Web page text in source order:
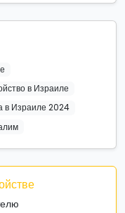
в Израиле
в Израиле 2024